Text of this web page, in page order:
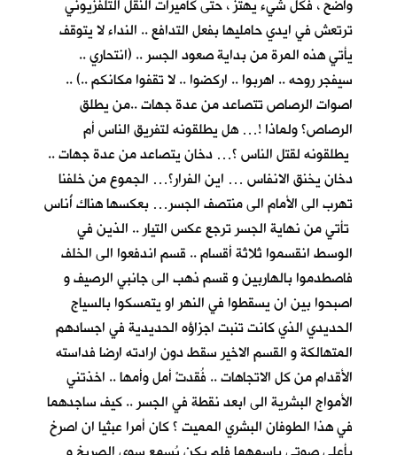
واضح ، فكل شيء يهتز ، حتى كأميرات النقل التلفزيوني
ترتعش في ايدي حامليها بفعل التدافع .. النداء لا يتوقف
يأتي هذه المرة من بداية صعود الجسر .. (انتحاري ..
سيفجر روحه .. اهربوا .. اركضوا .. لا تقفوا مكانكم ..) ..
اصوات الرصاص تتصاعد من عدة جهات ..من يطلق
الرصاص؟ ولماذا !… هل يطلقونه لتفريق الناس أم
يطلقونه لقتل الناس ؟… دخان يتصاعد من عدة جهات ..
دخان يخنق الانفاس … اين الفرار؟… الجموع من خلفنا
تهرب الى الأمام الى منتصف الجسر… بعكسها هناك أُناس
تأتي من نهاية الجسر ترجع عكس التيار .. الذين في
الوسط انقسموا ثلاثة أقسام .. قسم اندفعوا الى الخلف
فاصطدموا بالهاربين و قسم ذهب الى جانبي الرصيف و
اصبحوا بين ان يسقطوا في النهر او يتمسكوا بالسياج
الحديدي الذي كانت تنبت اجزاؤه الحديدية في اجسادهم
المتهالكة و القسم الاخير سقط دون ارادته ارضا فداسته
الأقدام من كل الاتجاهات .. فُقدتْ أمل وأمها .. اخذتني
الأمواج البشرية الى ابعد نقطة في الجسر .. كيف ساجدهما
في هذا الطوفان البشري المميت ؟ كان أمرا عبثيا ان اصرخ